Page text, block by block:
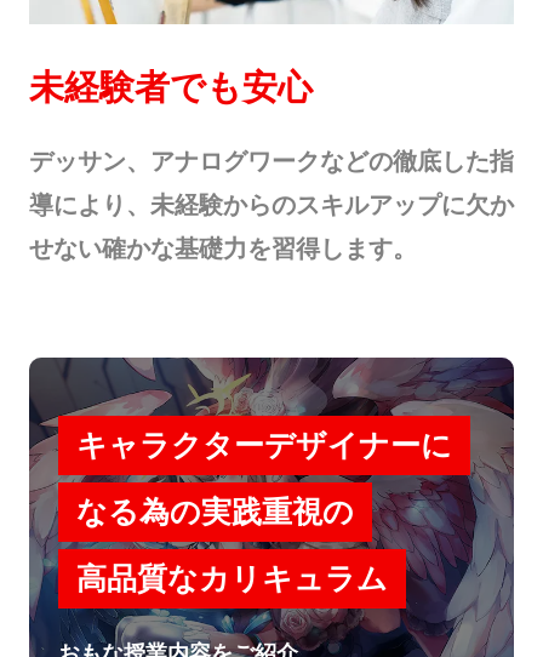
未経験者でも安心
デッサン、アナログワークなどの徹底した指
導により、未経験からのスキルアップに欠か
せない確かな基礎力を習得します。
キャラクターデザイナーに
なる為の実践重視の
高品質なカリキュラム